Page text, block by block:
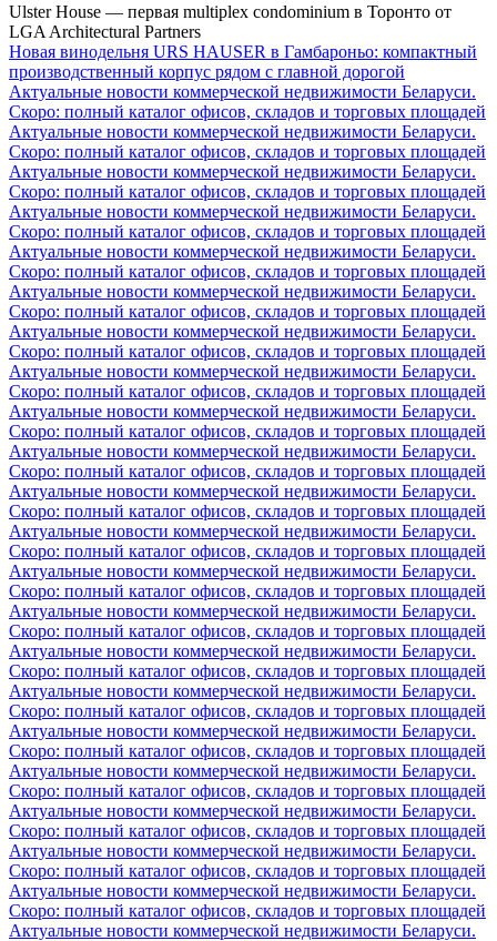
Ulster House — первая multiplex condominium в Торонто от
LGA Architectural Partners
Новая винодельня URS HAUSER в Гамбароньо: компактный
производственный корпус рядом с главной дорогой
Актуальные новости коммерческой недвижимости Беларуси.
Скоро: полный каталог офисов, складов и торговых площадей
Актуальные новости коммерческой недвижимости Беларуси.
Скоро: полный каталог офисов, складов и торговых площадей
Актуальные новости коммерческой недвижимости Беларуси.
Скоро: полный каталог офисов, складов и торговых площадей
Актуальные новости коммерческой недвижимости Беларуси.
Скоро: полный каталог офисов, складов и торговых площадей
Актуальные новости коммерческой недвижимости Беларуси.
Скоро: полный каталог офисов, складов и торговых площадей
Актуальные новости коммерческой недвижимости Беларуси.
Скоро: полный каталог офисов, складов и торговых площадей
Актуальные новости коммерческой недвижимости Беларуси.
Скоро: полный каталог офисов, складов и торговых площадей
Актуальные новости коммерческой недвижимости Беларуси.
Скоро: полный каталог офисов, складов и торговых площадей
Актуальные новости коммерческой недвижимости Беларуси.
Скоро: полный каталог офисов, складов и торговых площадей
Актуальные новости коммерческой недвижимости Беларуси.
Скоро: полный каталог офисов, складов и торговых площадей
Актуальные новости коммерческой недвижимости Беларуси.
Скоро: полный каталог офисов, складов и торговых площадей
Актуальные новости коммерческой недвижимости Беларуси.
Скоро: полный каталог офисов, складов и торговых площадей
Актуальные новости коммерческой недвижимости Беларуси.
Скоро: полный каталог офисов, складов и торговых площадей
Актуальные новости коммерческой недвижимости Беларуси.
Скоро: полный каталог офисов, складов и торговых площадей
Актуальные новости коммерческой недвижимости Беларуси.
Скоро: полный каталог офисов, складов и торговых площадей
Актуальные новости коммерческой недвижимости Беларуси.
Скоро: полный каталог офисов, складов и торговых площадей
Актуальные новости коммерческой недвижимости Беларуси.
Скоро: полный каталог офисов, складов и торговых площадей
Актуальные новости коммерческой недвижимости Беларуси.
Скоро: полный каталог офисов, складов и торговых площадей
Актуальные новости коммерческой недвижимости Беларуси.
Скоро: полный каталог офисов, складов и торговых площадей
Актуальные новости коммерческой недвижимости Беларуси.
Скоро: полный каталог офисов, складов и торговых площадей
Актуальные новости коммерческой недвижимости Беларуси.
Скоро: полный каталог офисов, складов и торговых площадей
Актуальные новости коммерческой недвижимости Беларуси.